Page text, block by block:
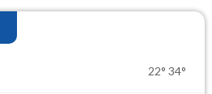
22° 34°